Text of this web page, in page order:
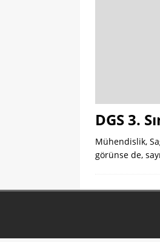
DGS 3.
Mühendislik,
görünse de,